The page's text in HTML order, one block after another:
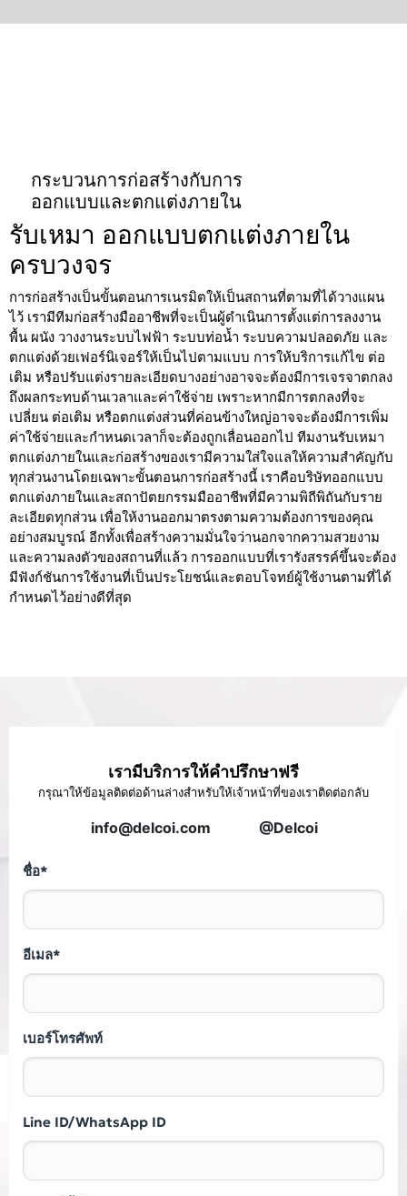
กระบวนการก่อสร้างกับการ
ออกแบบและตกแต่งภายใน
รับเหมา ออกแบบตกแต่งภายใน
ครบวงจร
การก่อสร้างเป็นขั้นตอนการเนรมิตให้เป็นสถานที่ตามที่ได้วางแผน
ไว้ เรามีทีมก่อสร้างมืออาชีพที่จะเป็นผู้ดำเนินการตั้งแต่การลงงาน
พื้น ผนัง วางงานระบบไฟฟ้า ระบบท่อน้ำ ระบบความปลอดภัย และ
ตกแต่งด้วยเฟอร์นิเจอร์ให้เป็นไปตามแบบ การให้บริการแก้ไข ต่อ
เติม หรือปรับแต่งรายละเอียดบางอย่างอาจจะต้องมีการเจรจาตกลง
ถึงผลกระทบด้านเวลาและค่าใช้จ่าย เพราะหากมีการตกลงที่จะ
เปลี่ยน ต่อเติม หรือตกแต่งส่วนที่ค่อนข้างใหญ่อาจจะต้องมีการเพิ่ม
ค่าใช้จ่ายและกำหนดเวลาก็จะต้องถูกเลื่อนออกไป ทีมงานรับเหมา
ตกแต่งภายในและก่อสร้างของเรามีความใส่ใจแลให้ความสำคัญกับ
ทุกส่วนงานโดยเฉพาะขั้นตอนการก่อสร้างนี้ เราคือบริษัทออกแบบ
ตกแต่งภายในและสถาปัตยกรรมมืออาชีพที่มีความพิถีพิถันกับราย
ละเอียดทุกส่วน เพื่อให้งานออกมาตรงตามความต้องการของคุณ
อย่างสมบูรณ์ อีกทั้งเพื่อสร้างความมั่นใจว่านอกจากความสวยงาม
และความลงตัวของสถานที่แล้ว การออกแบบที่เรารังสรรค์ขึ้นจะต้อง
มีฟังก์ชันการใช้งานที่เป็นประโยชน์และตอบโจทย์ผู้ใช้งานตามที่ได้
กำหนดไว้อย่างดีที่สุด
เรามีบริการให้คำปรึกษาฟรี
กรุณาให้ข้อมูลติดต่อด้านล่างสำหรับให้เจ้าหน้าที่ของเราติดต่อกลับ
info@delcoi.com @Delcoi
ชื่อ*
อีเมล*
เบอร์โทรศัพท์
Line ID/WhatsApp ID